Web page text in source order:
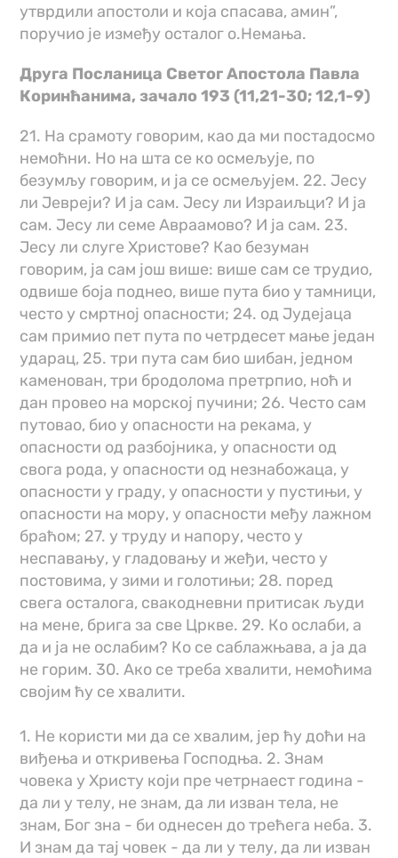
утврдили апостоли и која спасава, амин”,
поручио је између осталог о.Немања.
Друга Посланица Светог Апостола Павла
Коринћанима, зачало 193 (11,21-30; 12,1-9)
21. На срамоту говорим, као да ми постадосмо
немоћни. Но на шта се ко осмељује, по
безумљу говорим, и ја се осмељујем. 22. Јесу
ли Јевреји? И ја сам. Јесу ли Израиљци? И ја
сам. Јесу ли семе Авраамово? И ја сам. 23.
Јесу ли слуге Христове? Као безуман
говорим, ја сам још више: више сам се трудио,
одвише боја поднео, више пута био у тамници,
често у смртној опасности; 24. од Јудејаца
сам примио пет пута по четрдесет мање један
ударац, 25. три пута сам био шибан, једном
каменован, три бродолома претрпио, ноћ и
дан провео на морској пучини; 26. Често сам
путовао, био у опасности на рекама, у
опасности од разбојника, у опасности од
свога рода, у опасности од незнабожаца, у
опасности у граду, у опасности у пустињи, у
опасности на мору, у опасности међу лажном
браћом; 27. у труду и напору, често у
неспавању, у гладовању и жеђи, често у
постовима, у зими и голотињи; 28. поред
свега осталога, свакодневни притисак људи
на мене, брига за све Цркве. 29. Ко ослаби, а
да и ја не ослабим? Ко се саблажњава, а ја да
не горим. 30. Ако се треба хвалити, немоћима
својим ћу се хвалити.
1. Не користи ми да се хвалим, јер ћу доћи на
виђења и откривења Господња. 2. Знам
човека у Христу који пре четрнаест година -
да ли у телу, не знам, да ли изван тела, не
знам, Бог зна - би однесен до трећега неба. 3.
И знам да тај човек - да ли у телу, да ли изван